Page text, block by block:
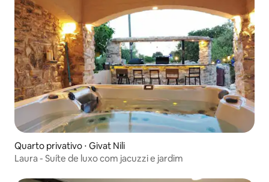
Quarto privativo ⋅ Givat Nili
Laura - Suíte de luxo com jacuzzi e jardim